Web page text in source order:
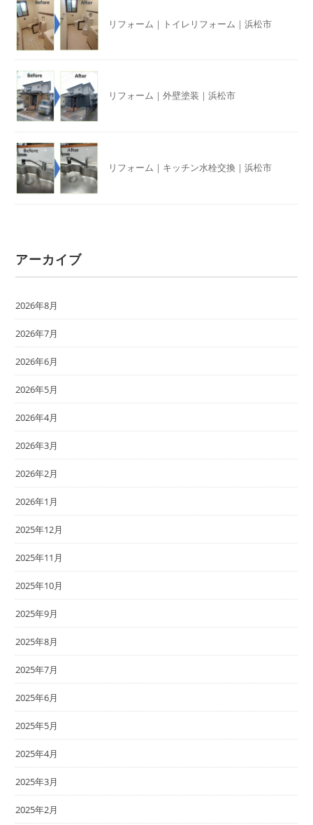
リフォーム｜トイレリフォーム｜浜松市
リフォーム｜外壁塗装｜浜松市
リフォーム｜キッチン水栓交換｜浜松市
アーカイブ
2026年8月
2026年7月
2026年6月
2026年5月
2026年4月
2026年3月
2026年2月
2026年1月
2025年12月
2025年11月
2025年10月
2025年9月
2025年8月
2025年7月
2025年6月
2025年5月
2025年4月
2025年3月
2025年2月